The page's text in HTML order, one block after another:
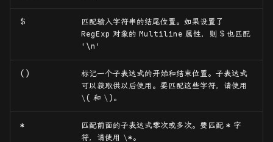
$
匹配输入字符串的结尾位置。如果设置了
RegExp 对象的 Multiline 属性，则 $ 也匹配
'\n'
()
标记一个子表达式的开始和结束位置。子表达式
可以获取供以后使用。要匹配这些字符，请使用
\( 和 \)。
* 匹配前面的子表达式零次或多次。要匹配 * 字
符，请使用 \*。